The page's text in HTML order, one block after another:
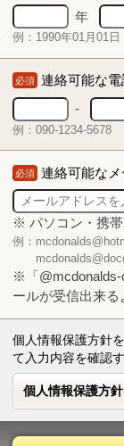
年
例：1990年01月01日
必須 連絡可能な電
-
例：090-1234-5678
必須 連絡可能なメ
※ パソコン・携
例：
※「@mcdonalds-
ールが受信出来る
個人情報保護方針
て入力内容を確認
個人情報保護方針
個人情報保護方